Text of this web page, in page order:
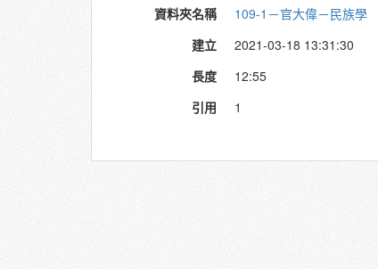
資料夾名稱
109-1－官大偉－民族學
建立
2021-03-18 13:31:30
長度
12:55
引用
1